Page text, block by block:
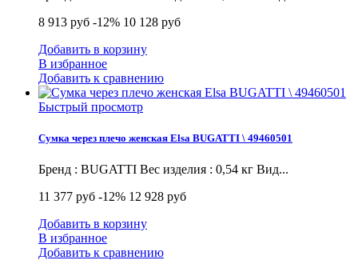
8 913 руб -12% 10 128 руб
Добавить в корзину
В избранное
Добавить к сравнению
Быстрый просмотр
Сумка через плечо женская Elsa BUGATTI \ 49460501
Бренд : BUGATTI Вес изделия : 0,54 кг Вид...
11 377 руб -12% 12 928 руб
Добавить в корзину
В избранное
Добавить к сравнению